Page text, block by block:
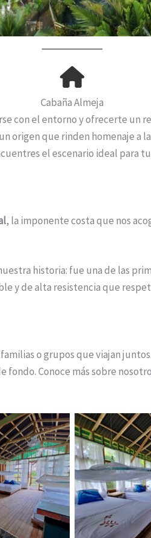
Cabaña Almeja
con el entorno y ofrecerte un
origen que rinden homenaje
el escenario ideal para
, la imponente costa que nos
historia: fue una de las
y de alta resistencia que
o grupos que viajan
fondo. Conoce más sobre